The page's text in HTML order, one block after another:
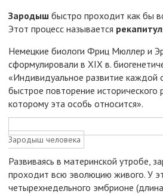
Зародыш быстро проходит как бы
Этот процесс называется
Немецкие биологи Фриц Мюллер и
сформулировали в XIX в.
«Индивидуальное развитие каждой
быстрое повторение исторического
которому эта особь относится».
Зародыш человека
Развиваясь в материнской утробе,
проходит всю эволюцию живого. У
четырехнедельного эмбрионе